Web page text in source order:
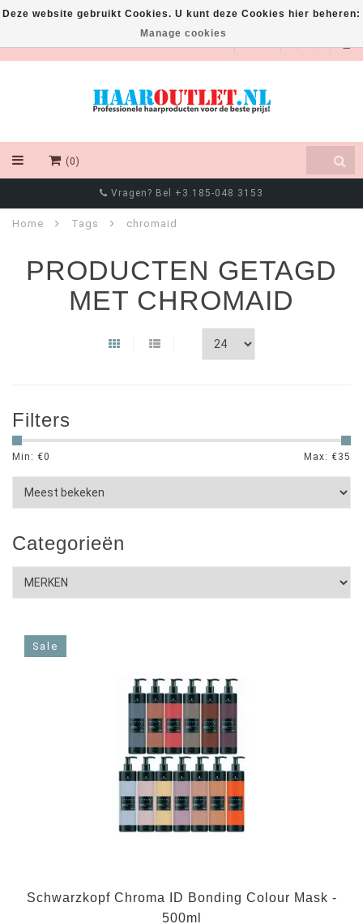
EUR
(0)
Vragen? Bel +3.185-048 3153
Home Tags chromaid
PRODUCTEN GETAGD
MET CHROMAID
Filters
Min: €0 Max: €35
Categorieën
Sale
Schwarzkopf Chroma ID Bonding Colour Mask -
500ml
Deze website gebruikt Cookies. U kunt deze Cookies hier beheren:
Manage cookies